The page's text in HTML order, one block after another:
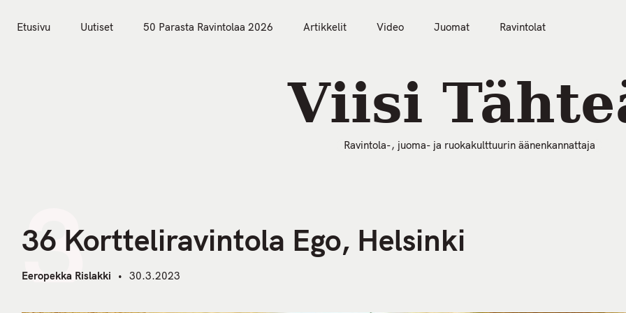
Etusivu Uutiset 50 Parasta Ravintolaa 2026 Artikkelit Video Juomat Ravintolat
Viisi
Ravintola-, juoma- ja ruokakulttuurin äänenkannattaja
3
36 Kortteliravintola Ego, Helsinki
Eeropekka Rislakki 30.3.2023